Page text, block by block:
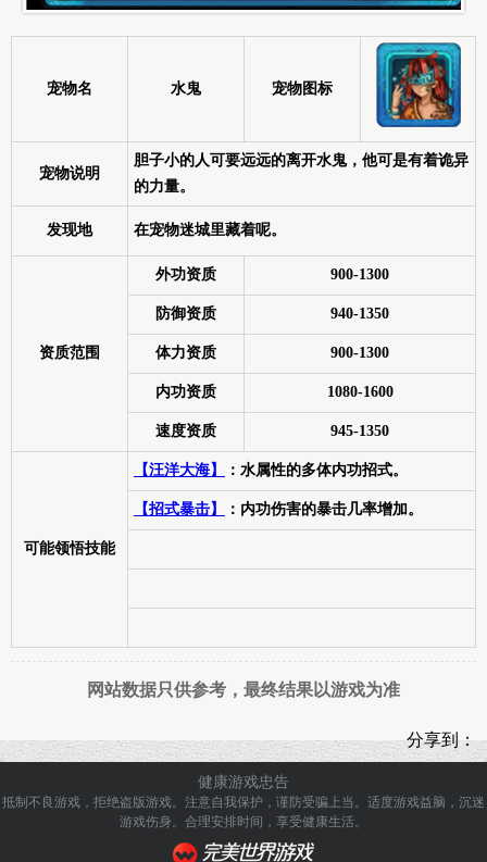
宠物名 水鬼 宠物图标
宠物说明
胆子小的人可要远远的离开水鬼，他可是有着诡异
的力量。
发现地 在宠物迷城里藏着呢。
资质范围
外功资质 900-1300
防御资质 940-1350
体力资质 900-1300
内功资质 1080-1600
速度资质 945-1350
可能领悟技能
【汪洋大海】 ：水属性的多体内功招式。
【招式暴击】 ：内功伤害的暴击几率增加。
网站数据只供参考，最终结果以游戏为准
分享到：
健康游戏忠告
抵制不良游戏，拒绝盗版游戏。注意自我保护，谨防受骗上当。 适度游戏益脑，沉迷
游戏伤身。合理安排时间，享受健康生活。